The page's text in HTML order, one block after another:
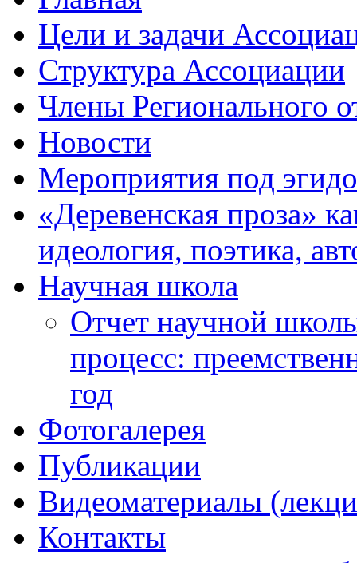
Цели и задачи
Структура Ассоциации
Члены Регионального
Новости
Мероприятия под
«Деревенская проза»
идеология, поэтика,
Научная школа
Отчет научной
процесс:
год
Фотогалерея
Публикации
Видеоматериалы
Контакты